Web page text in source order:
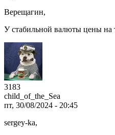
Верещагин,
У стабильной валюты цены на
3183
child_of_the_Sea
пт, 30/08/2024 - 20:45
sergey-ka,